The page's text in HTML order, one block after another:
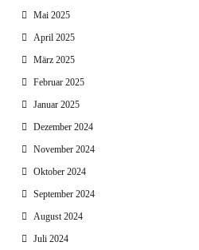
Mai 2025
April 2025
März 2025
Februar 2025
Januar 2025
Dezember 2024
November 2024
Oktober 2024
September 2024
August 2024
Juli 2024